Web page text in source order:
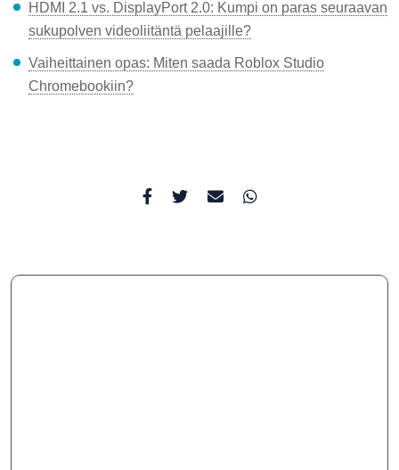
sukupolven videoliitäntä pelaajille?
Vaiheittainen opas: Miten saada Roblox Studio
Chromebookiin?